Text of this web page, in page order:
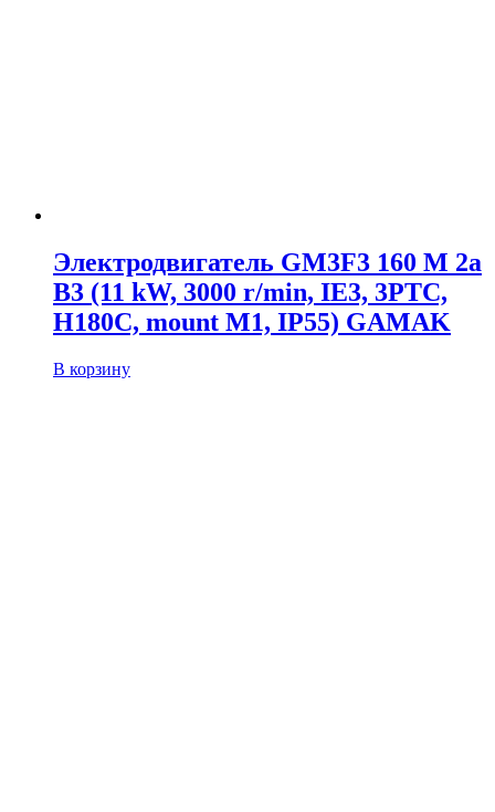
Электродвигатель GM3F3 160 M 2a
B3 (11 kW, 3000 r/min, IE3, 3PTC,
H180C, mount M1, IP55) GAMAK
В корзину